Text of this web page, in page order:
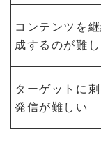
コンテンツを
成するのが難
ターゲットに
発信が難しい